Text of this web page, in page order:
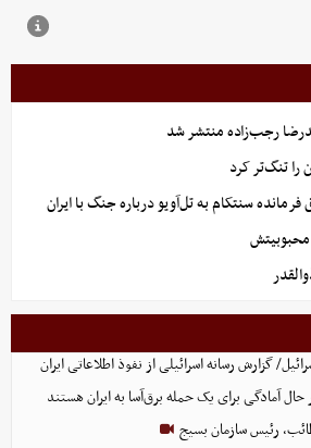
رجب‌زاده منتشر شد
را تنگ‌تر کرد
فرمانده سنتکام به تل‌آویو درباره جنگ با ایران
گزارش رسانه اسرائیلی از نفوذ اطلاعاتی ایران
آمادگی برای یک حمله برق‌آسا به ایران هستند
رئیس سازمان بسیج